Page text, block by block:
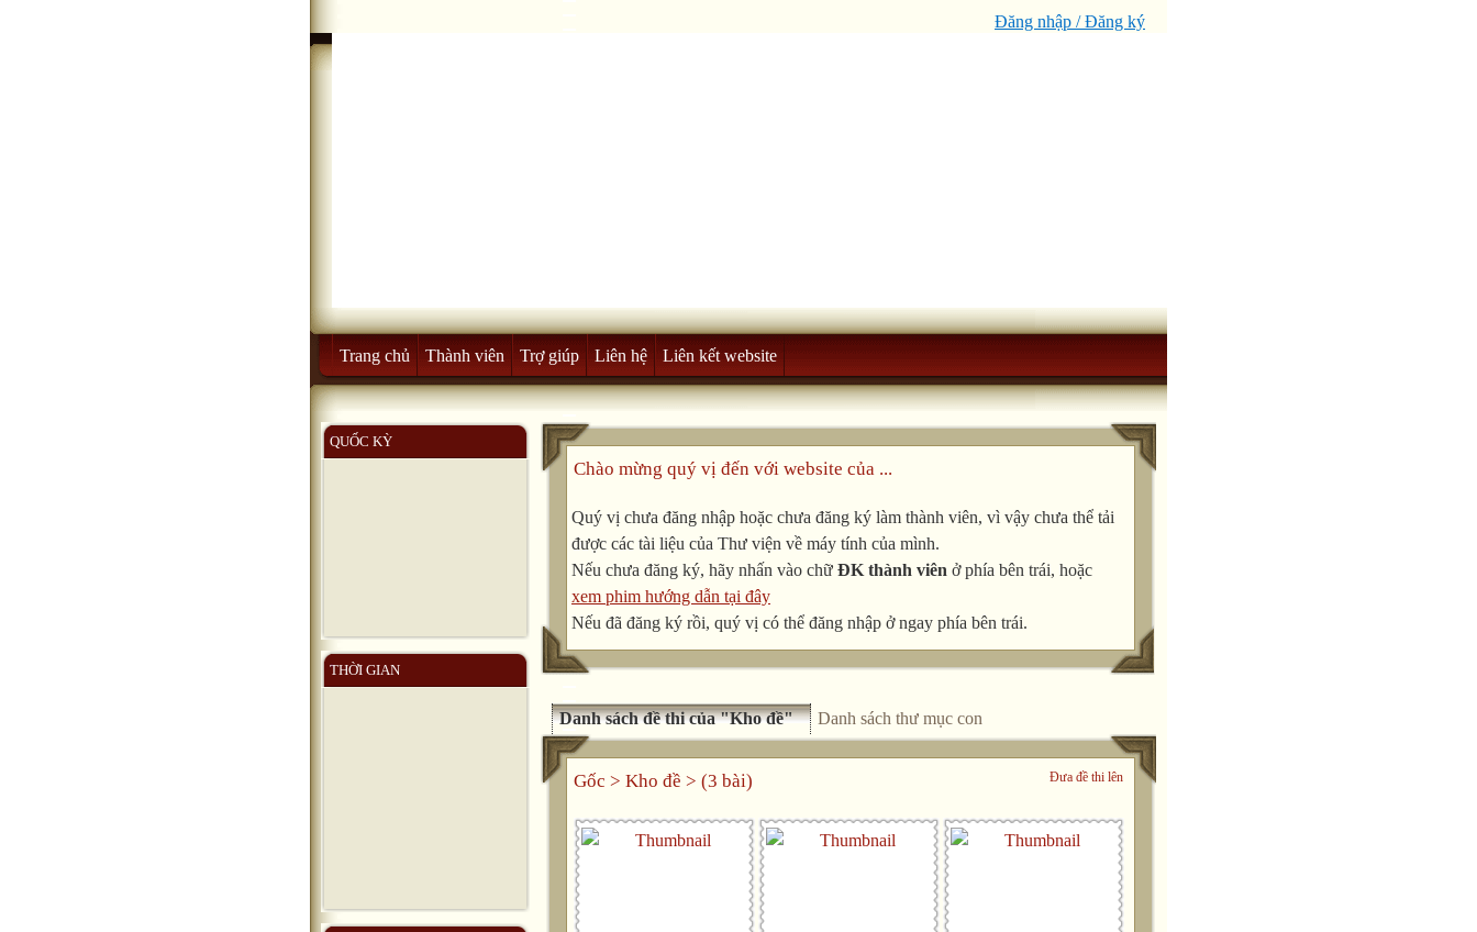
Đăng nhập / Đăng ký
Trang chủ Thành viên Trợ giúp Liên hệ Liên kết website
QUỐC KỲ
THỜI GIAN
Chào mừng quý vị đến với website của ...
Quý vị chưa đăng nhập hoặc chưa đăng ký làm thành viên, vì vậy chưa thể tải
được các tài liệu của Thư viện về máy tính của mình.
Nếu chưa đăng ký, hãy nhấn vào chữ ĐK thành viên ở phía bên trái, hoặc
xem phim hướng dẫn tại đây
Nếu đã đăng ký rồi, quý vị có thể đăng nhập ở ngay phía bên trái.
Danh sách đề thi của "Kho đề" Danh sách thư mục con
Đưa đề thi lên
Gốc > Kho đề > (3 bài)